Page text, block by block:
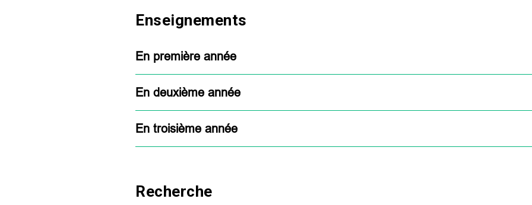
Enseignements
En première année
En deuxième année
En troisième année
Recherche